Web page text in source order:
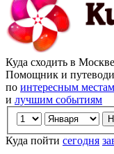
Куда сходить в
Помощник и
по интересным местам
и лучшим событиям
Куда пойти сегодня